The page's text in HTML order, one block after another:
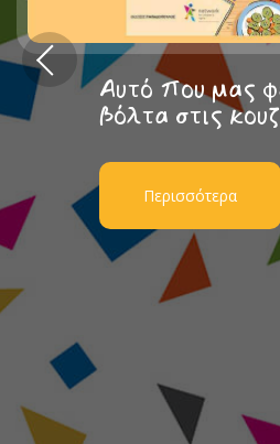
Αυτό που μας
βόλτα στις
Περισσότερα